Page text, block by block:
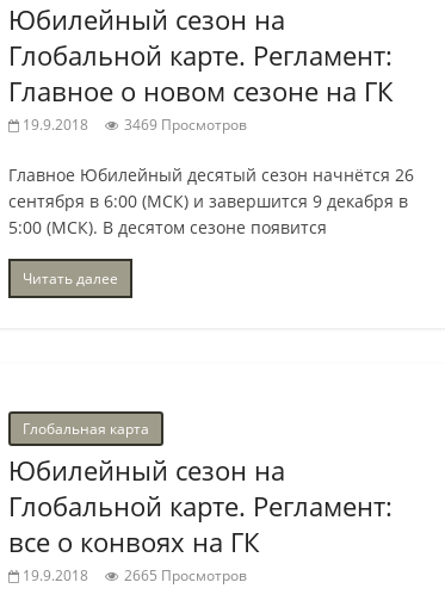
Юбилейный сезон на
Глобальной карте. Регламент:
Главное о новом сезоне на ГК
19.9.2018 3469 Просмотров
Главное Юбилейный десятый сезон начнётся 26
сентября в 6:00 (МСК) и завершится 9 декабря в
5:00 (МСК). В десятом сезоне появится
Читать далее
Глобальная карта
Юбилейный сезон на
Глобальной карте. Регламент:
все о конвоях на ГК
19.9.2018 2665 Просмотров